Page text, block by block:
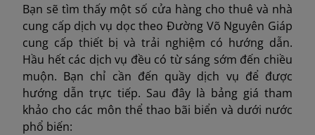
Bạn sẽ tìm thấy một số cửa hàng cho thuê và nhà
cung cấp dịch vụ dọc theo Đường Võ Nguyên Giáp
cung cấp thiết bị và trải nghiệm có hướng dẫn.
Hầu hết các dịch vụ đều có từ sáng sớm đến chiều
muộn. Bạn chỉ cần đến quầy dịch vụ để được
hướng dẫn trực tiếp. Sau đây là bảng giá tham
khảo cho các môn thể thao bãi biển và dưới nước
phổ biến: